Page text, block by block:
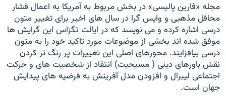
مجله «فارین پالیسی» در بخش مربوط به آمریکا به اعمال فشار
محافل مذهبی و واپس گرا در سال های اخیر برای تغییر متون
درسی اشاره کرده و می نویسد که در ایالت تگزاس این گرايش ها
موفق شده اند بخشی از موضوعات مورد تاکید خود را به متون
درسی بیافزایند. محورهای اصلی این تغییرات پر رنگ تر کردن
نقش باورهای دینی ( مسیحیت) انتقاد از شخصیت های و حرکت
اجتماعی لیبرال و افزودن مدل آفرینش به فرضیه های پیدایش
جهان است.